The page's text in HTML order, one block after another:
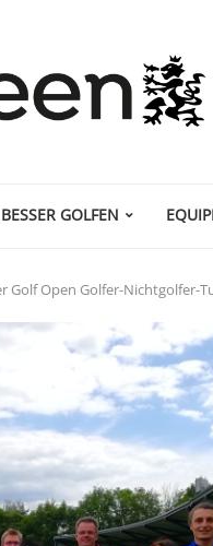
BESSER GOLFEN
Golf Open Golfer-Nichtgolfer-